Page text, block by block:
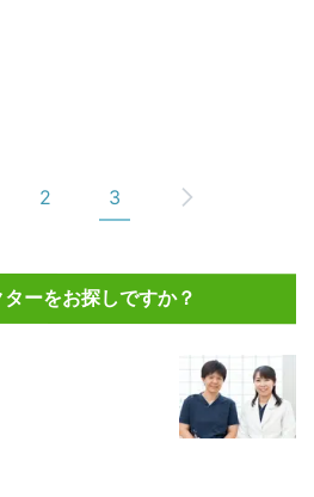
2 3
ーをお探しですか？